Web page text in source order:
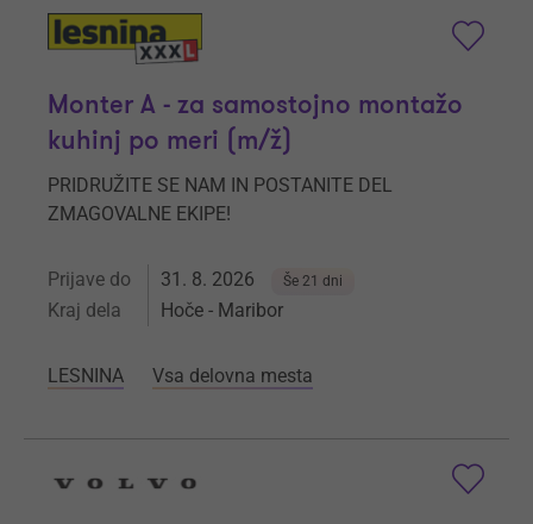
Monter A - za samostojno montažo
kuhinj po meri (m/ž)
PRIDRUŽITE SE NAM IN POSTANITE DEL
ZMAGOVALNE EKIPE!
Prijave do 31. 8. 2026 Še 21 dni
Kraj dela Hoče - Maribor
LESNINA Vsa delovna mesta